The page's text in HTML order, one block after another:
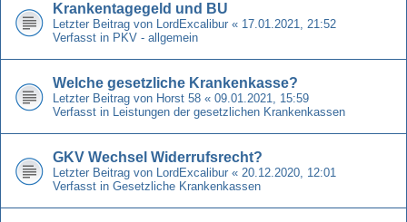
Krankentagegeld und BU
Letzter Beitrag von LordExcalibur « 17.01.2021, 21:52
Verfasst in PKV - allgemein
Welche gesetzliche Krankenkasse?
Letzter Beitrag von Horst 58 « 09.01.2021, 15:59
Verfasst in Leistungen der gesetzlichen Krankenkassen
GKV Wechsel Widerrufsrecht?
Letzter Beitrag von LordExcalibur « 20.12.2020, 12:01
Verfasst in Gesetzliche Krankenkassen